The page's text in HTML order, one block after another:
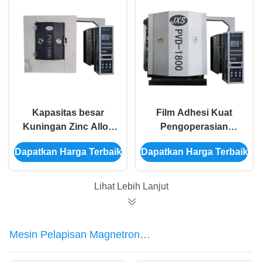
Kapasitas besar
Kuningan Zinc Alloy
Faucet Tekan Air
Warna Emas Sistem
Dapatkan Harga Terbaik
Film Adhesi Kuat
Pengoperasian
Mudah Mesin Plating
Emas PVD Untuk
Wash Basin
Dapatkan Harga Terbaik
Lihat Lebih Lanjut
Mesin Pelapisan Magnetron
Sputtering